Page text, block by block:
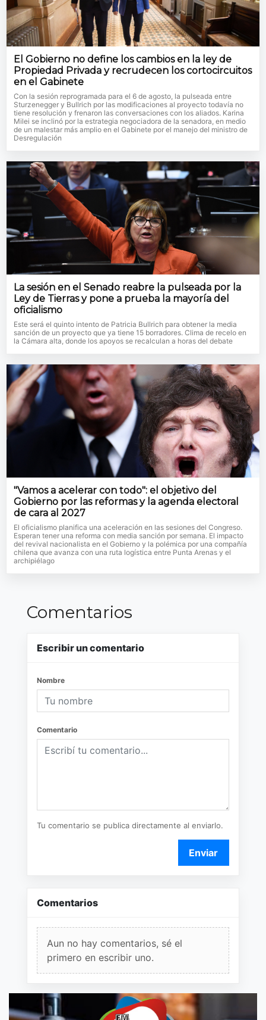
El Gobierno no define los cambios en la ley de
Propiedad Privada y recrudecen los cortocircuitos
en el Gabinete
Con la sesión reprogramada para el 6 de agosto, la pulseada entre
Sturzenegger y Bullrich por las modificaciones al proyecto todavía no
tiene resolución y frenaron las conversaciones con los aliados. Karina
Milei se inclinó por la estrategia negociadora de la senadora, en medio
de un malestar más amplio en el Gabinete por el manejo del ministro de
Desregulación
La sesión en el Senado reabre la pulseada por la
Ley de Tierras y pone a prueba la mayoría del
oficialismo
Este será el quinto intento de Patricia Bullrich para obtener la media
sanción de un proyecto que ya tiene 15 borradores. Clima de recelo en
la Cámara alta, donde los apoyos se recalculan a horas del debate
"Vamos a acelerar con todo": el objetivo del
Gobierno por las reformas y la agenda electoral
de cara al 2027
El oficialismo planifica una aceleración en las sesiones del Congreso.
Esperan tener una reforma con media sanción por semana. El impacto
del revival nacionalista en el Gobierno y la polémica por una compañía
chilena que avanza con una ruta logística entre Punta Arenas y el
archipiélago
Comentarios
Escribir un comentario
Nombre
Comentario
Tu comentario se publica directamente al enviarlo.
Enviar
Comentarios
Aun no hay comentarios, sé el
primero en escribir uno.